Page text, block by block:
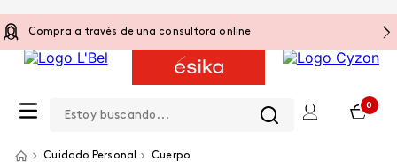
Compra a través de una consultora online
0
Cuidado Personal Cuerpo